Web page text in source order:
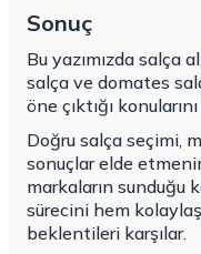
Sonuç
Bu yazımızda salça
salça ve domates
öne çıktığı
Doğru salça seçimi,
sonuçlar elde
markaların sunduğu
sürecini hem
beklentileri karşılar.